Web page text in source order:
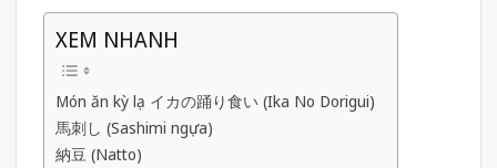
XEM NHANH
Món ăn kỳ lạ イカの踊り食い (Ika No Dorigui)
馬刺し (Sashimi ngựa)
納豆 (Natto)